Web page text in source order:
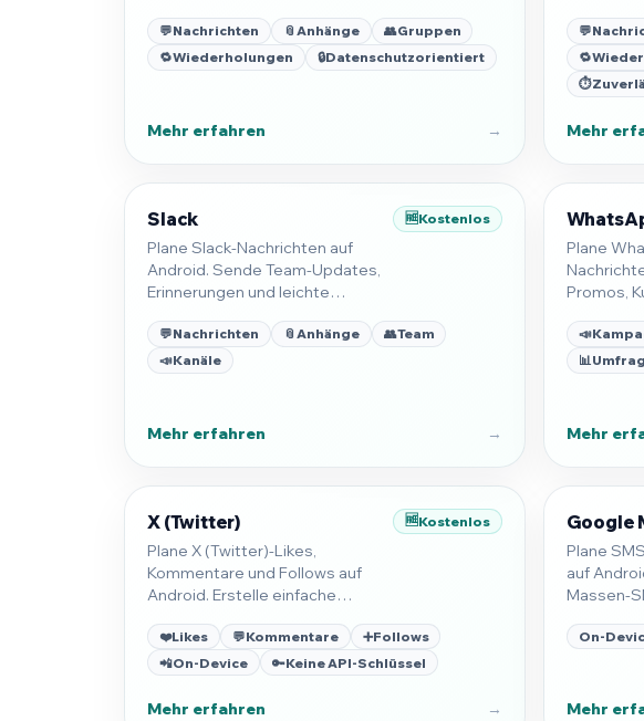
💬Nachrichten 📎 Anhänge 👥Gruppen
🔁Wiederholungen 🔒Datenschutzorientiert
Mehr erfahren →
💬
🔁
⏱️
Mehr
Slack
Plane Slack-Nachrichten auf
Android. Sende Team-Updates,
Erinnerungen und leichte
Timing.
🆓Kostenlos
💬Nachrichten 📎 Anhänge 👥Team
📣Kanäle
Mehr erfahren →
Plane
Promos,
📣
📊
Mehr
X (Twitter)
Plane X (Twitter)-Likes,
Kommentare und Follows auf
Android. Erstelle einfache
deinem Smartphone laufen.
🆓Kostenlos
❤️Likes 💬Kommentare ➕Follows
📲On-Device 🔑Keine API-Schlüssel
Mehr erfahren →
Google
Plane
auf
Massen-
On-
Mehr